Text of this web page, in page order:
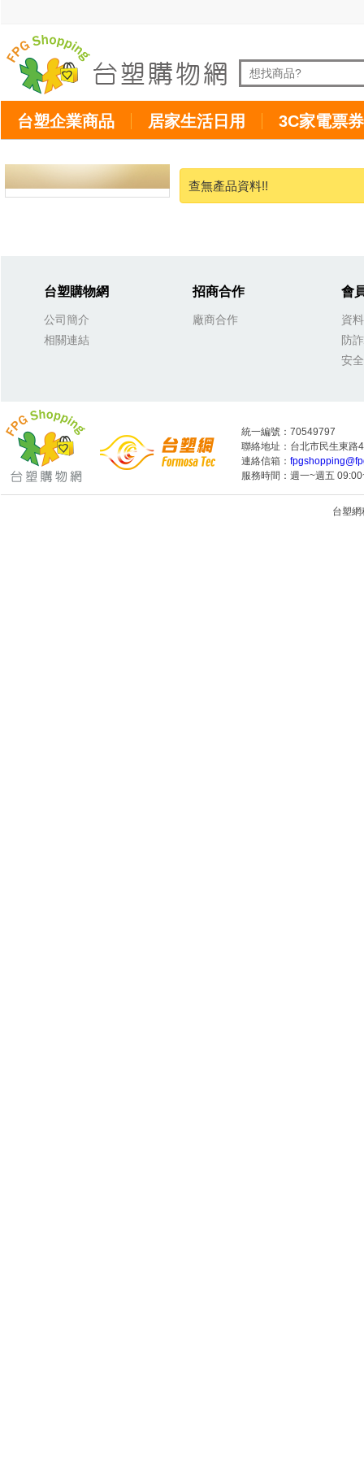
台塑企業商品 居家生活日用 3C家電票券
查無產品資料!!
台塑購物網
公司簡介
相關連結
招商合作
廠商合作
會
資
防
安
統一編號：70549797
聯絡地址：台北市民生東路
連絡信箱：
服務時間：週一~週五
台塑